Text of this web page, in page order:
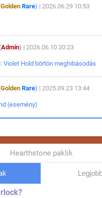
Golden Rare) | 2026.06.29 10:53
Admin) | 2026.06.10 20:23
Violet Hold börtön meghibásodás
Golden Rare) | 2025.09.23 13:44
(esemény)
Hearthstone paklik